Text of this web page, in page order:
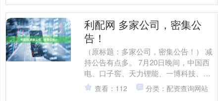
利配网 多家公司，密集公
告！
（原标题：多家公司，密集公告！） 减
持公告有点多。 7月20日晚间，中国西
电、口子窖、天力锂能、一博科技、四
会富仕、润都股份、光莆股份、博迁新
材、金马游乐、恒通....
查看：112 分类：配资查询网站